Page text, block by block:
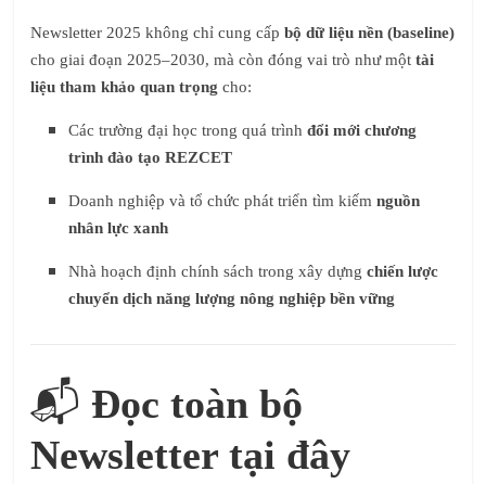
Newsletter 2025 không chỉ cung cấpbộ dữ liệu nền (baseline)
cho giai đoạn 2025–2030, mà còn đóng vai trò như mộttài
liệu tham khảo quan trọng cho:
Các trường đại học trong quá trìnhđổi mới chương
trình đào tạo REZCET
Doanh nghiệp và tổ chức phát triển tìm kiếmnguồn
nhân lực xanh
Nhà hoạch định chính sách trong xây dựngchiến lược
chuyển dịch năng lượng nông nghiệp bền vững
📬 Đọc toàn bộ
Newsletter tại đây